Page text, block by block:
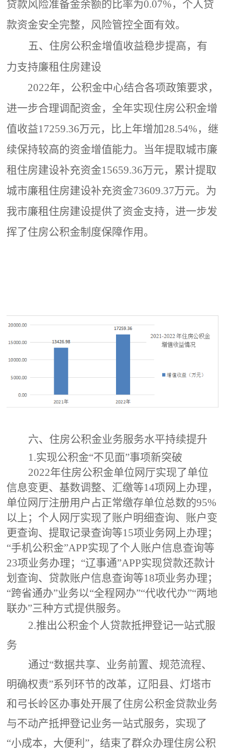
贷款风险准备金余额的比率为0.07%，个人贷
款资金安全完整，风险管控全面有效。
五、住房公积金增值收益稳步提高，有
力支持廉租住房建设
2022年，公积金中心结合各项政策要求，
进一步合理调配资金，全年实现住房公积金增
值收益17259.36万元，比上年增加28.54%，继
续保持较高的资金增值能力。当年提取城市廉
租住房建设补充资金15659.36万元，累计提取
城市廉租住房建设补充资金73609.37万元。为
我市廉租住房建设提供了资金支持，进一步发
挥了住房公积金制度保障作用。
六、住房公积金业务服务水平持续提升
1.实现公积金“不见面”事项新突破
2022年住房公积金单位网厅实现了单位
信息变更、基数调整、汇缴等14项网上办理，
单位网厅注册用户占正常缴存单位总数的95%
以上；个人网厅实现了账户明细查询、账户变
更查询、提取记录查询等15项业务网上办理；
“手机公积金”APP实现了个人账户信息查询等
23项业务办理；“辽事通”APP实现贷款还款计
划查询、贷款账户信息查询等18项业务办理；
“跨省通办”业务以“全程网办”“代收代办”“两地
联办”三种方式提供服务。
2.推出公积金个人贷款抵押登记一站式服
务
通过“数据共享、业务前置、规范流程、
明确权责”系列环节的改革，辽阳县、灯塔市
和弓长岭区办事处开展了住房公积金贷款业务
与不动产抵押登记业务一站式服务，实现了
“小成本，大便利”，结束了群众办理住房公积